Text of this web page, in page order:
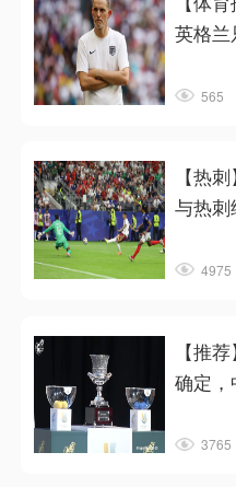
英格
565
【热
与热
4975
【推
确定
3765